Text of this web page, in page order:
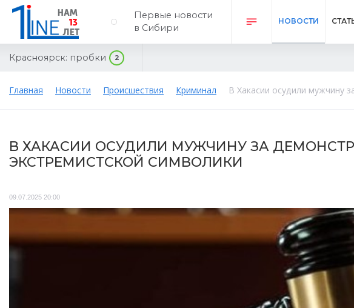
Первые новости
в Сибири
НОВОСТИ
Красноярск: пробки 2
Главная Новости Происшествия Криминал В Хакасии осудили мужчину
В ХАКАСИИ ОСУДИЛИ МУЖЧИНУ ЗА
ЭКСТРЕМИСТСКОЙ СИМВОЛИКИ
09.07.2025 20:00